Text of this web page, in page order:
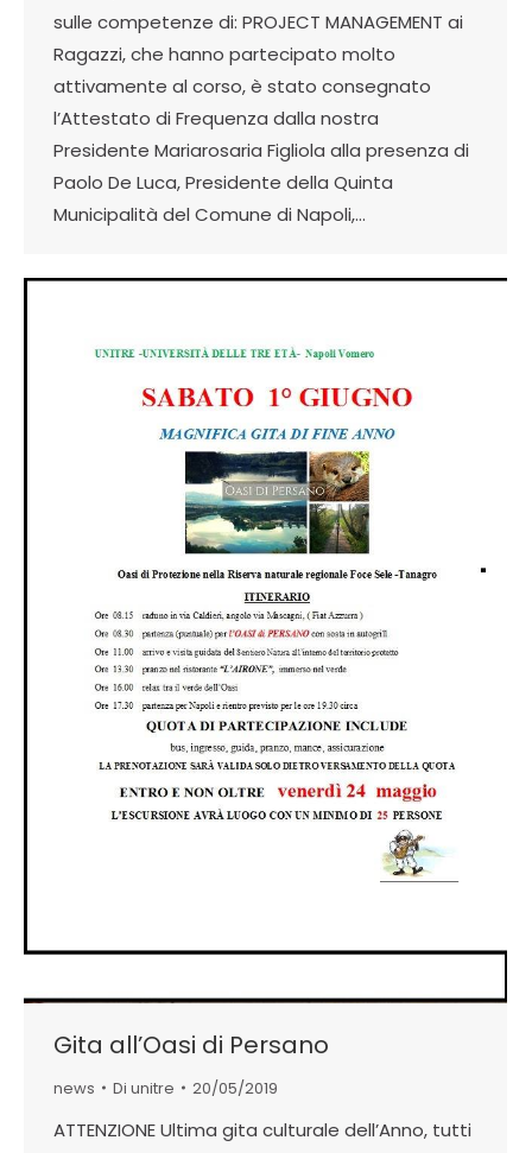
sulle competenze di: PROJECT MANAGEMENT ai
Ragazzi, che hanno partecipato molto
attivamente al corso, è stato consegnato
l’Attestato di Frequenza dalla nostra
Presidente Mariarosaria Figliola alla presenza di
Paolo De Luca, Presidente della Quinta
Municipalità del Comune di Napoli,…
Gita all’Oasi di Persano
news Di unitre 20/05/2019
ATTENZIONE Ultima gita culturale dell’Anno, tutti